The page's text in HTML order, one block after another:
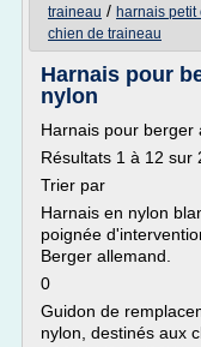
traineau / harnais petit
chien de traineau
Harnais pour
nylon
Harnais pour berger
Résultats 1 à 12 sur
Trier par
Harnais en nylon
poignée
Berger allemand.
0
Guidon de
nylon, destinés aux